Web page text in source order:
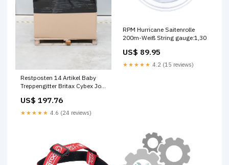
Restposten 14 Artikel Baby
Treppengitter Britax Cybex Joie
Analysatoren
US$ 197.76
★★★★★ 4.6 (24 reviews)
RPM Hurricane Saitenrolle
200m-Weiß String gauge:1,30
US$ 89.95
★★★★★ 4.2 (15 reviews)